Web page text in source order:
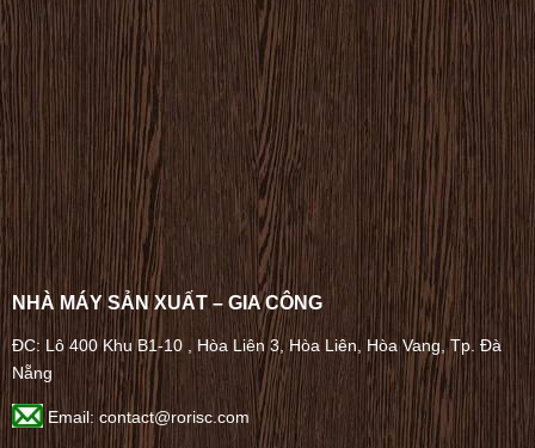
NHÀ MÁY SẢN XUẤT – GIA CÔNG
ĐC: Lô 400 Khu B1-10 , Hòa Liên 3, Hòa Liên, Hòa Vang, Tp. Đà
Nẵng
Email: contact@rorisc.com